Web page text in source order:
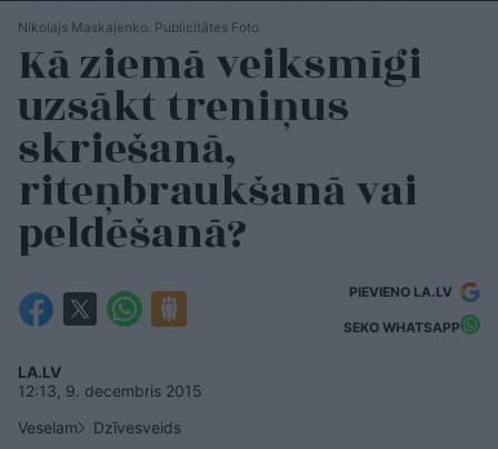
Nikolajs Maskaļenko. Publicitātes Foto
Kā ziemā veiksmīgi
uzsākt treniņus
skriešanā,
riteņbraukšanā vai
peldēšanā?
PIEVIENO LA.LV
SEKO WHATSAPP
LA.LV
12:13, 9. decembris 2015
Veselam
Dzīvesveids